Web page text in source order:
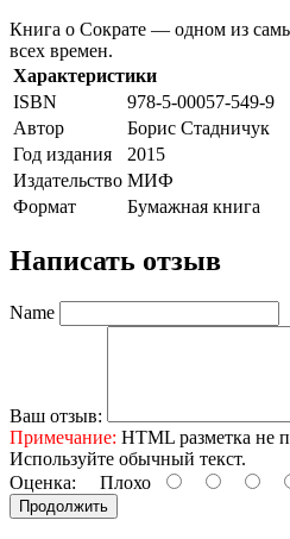
Книга о Сократе — одном из
всех времен.
Характеристики
ISBN
978-5-00057-549-9
Автор
Борис Стадничук
Год издания
2015
Издательство МИФ
Формат
Бумажная книга
Написать отзыв
Name
Ваш отзыв:
Примечание: HTML разметка не
Используйте обычный текст.
Оценка: Плохо
Продолжить